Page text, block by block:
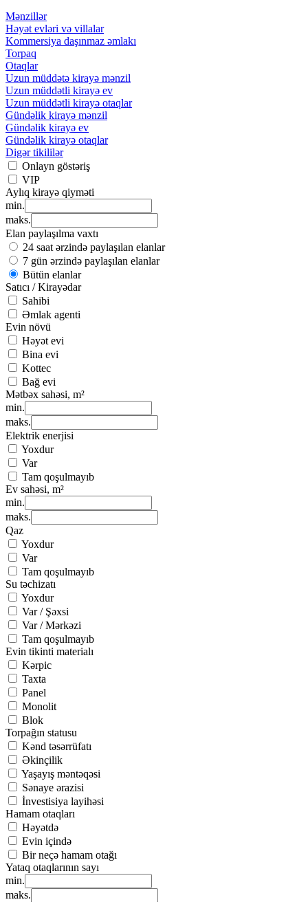
Mənzillər
Həyət evləri və villalar
Kommersiya daşınmaz əmlakı
Torpaq
Otaqlar
Uzun müddətə kirayə mənzil
Uzun müddətli kirayə ev
Uzun müddətli kirayə otaqlar
Gündəlik kirayə mənzil
Gündəlik kirayə ev
Gündəlik kirayə otaqlar
Digər tikililər
Onlayn göstəriş
VIP
Aylıq kirayə qiyməti
min.
maks.
Elan paylaşılma vaxtı
24 saat ərzində paylaşılan elanlar
7 gün ərzində paylaşılan elanlar
Bütün elanlar
Satıcı / Kirayədar
Sahibi
Əmlak agenti
Evin növü
Həyət evi
Bina evi
Kottec
Bağ evi
Mətbəx sahəsi, m²
min.
maks.
Elektrik enerjisi
Yoxdur
Var
Tam qoşulmayıb
Ev sahəsi, m²
min.
maks.
Qaz
Yoxdur
Var
Tam qoşulmayıb
Su təchizatı
Yoxdur
Var / Şəxsi
Var / Mərkəzi
Tam qoşulmayıb
Evin tikinti materialı
Kərpic
Taxta
Panel
Monolit
Blok
Torpağın statusu
Kənd təsərrüfatı
Əkinçilik
Yaşayış məntəqəsi
Sənaye ərazisi
İnvestisiya layihəsi
Hamam otaqları
Həyətdə
Evin içində
Bir neçə hamam otağı
Yataq otaqlarının sayı
min.
maks.